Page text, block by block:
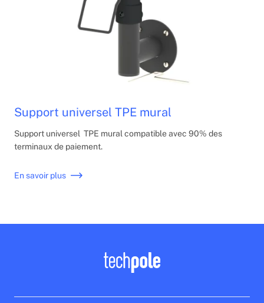
Support universel TPE mural
Support universel TPE mural compatible avec 90% des
terminaux de paiement.
En savoir plus